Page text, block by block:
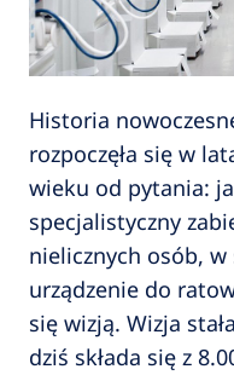
Historia
rozpoczęła się w
wieku od pytania:
specjalistyczny
nielicznych osób,
urządzenie do
się wizją. Wizja
dziś składa się z